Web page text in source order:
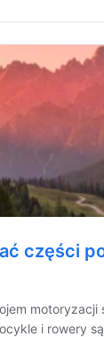
części
motoryzacji
i rowery